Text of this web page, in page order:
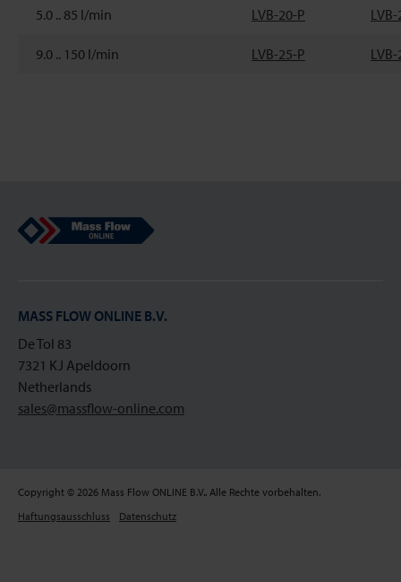
5.0 .. 85 l/min LVB-20-P
9.0 .. 150 l/min LVB-25-P
Mass Flow Online
MASS FLOW ONLINE B.V.
De Tol 83
7321 KJ Apeldoorn
Netherlands
sales@massflow-online.com
Copyright © 2026 Mass Flow ONLINE B.V.. Alle Rechte vorbehalten.
Haftungsausschluss
Datenschutz